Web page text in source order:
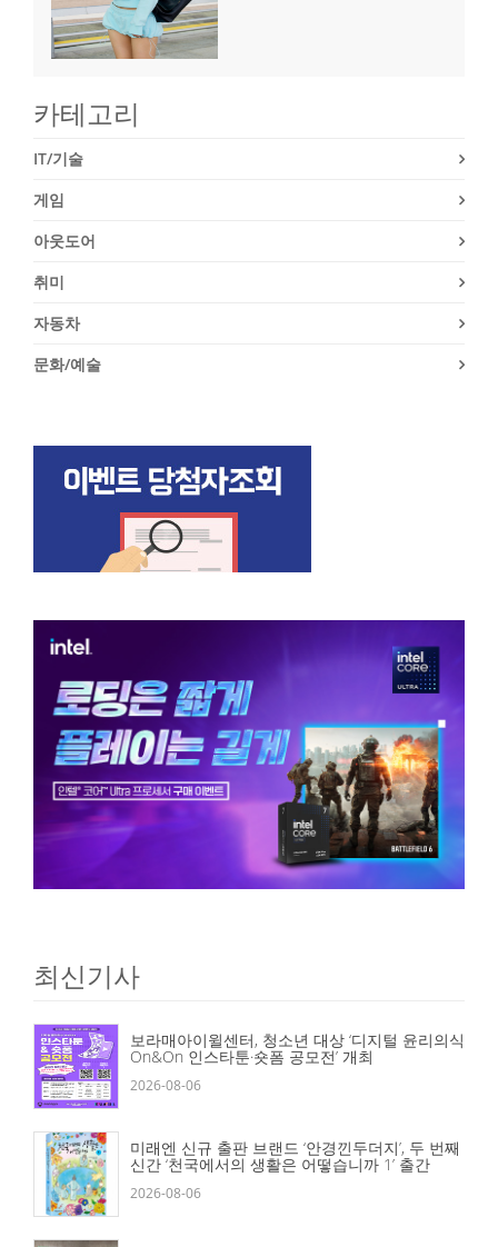
카테고리
IT/기술
게임
아웃도어
취미
자동차
문화/예술
최신기사
보라매아이윌센터, 청소년 대상 ‘디지털 윤리의식
On&On 인스타툰·숏폼 공모전’ 개최
2026-08-06
미래엔 신규 출판 브랜드 ‘안경낀두더지’, 두 번째
신간 ‘천국에서의 생활은 어떻습니까 1’ 출간
2026-08-06